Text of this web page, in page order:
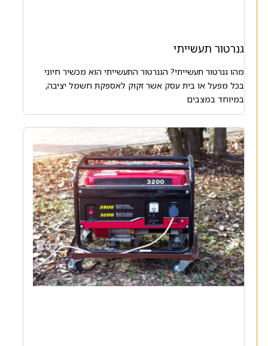
גנרטור תעשייתי
מהו גנרטור תעשייתי? הגנרטור התעשייתי הוא מכשיר חיוני
בכל מפעל או בית עסק אשר זקוק לאספקת חשמל יציבה,
במיוחד במצבים